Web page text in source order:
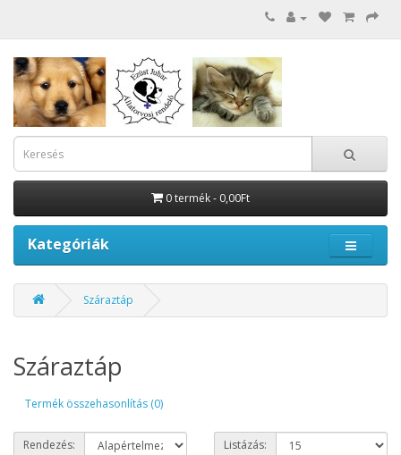
0 termék - 0,00Ft
Kategóriák
Száraztáp
Száraztáp
Termék összehasonlítás (0)
Rendezés: Listázás: